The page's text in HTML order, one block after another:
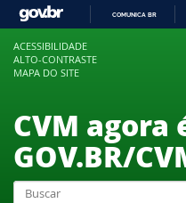
COMUNICA BR
ACESSIBILIDADE
ALTO-CONTRASTE
MAPA DO SITE
CVM agora
GOV.BR/